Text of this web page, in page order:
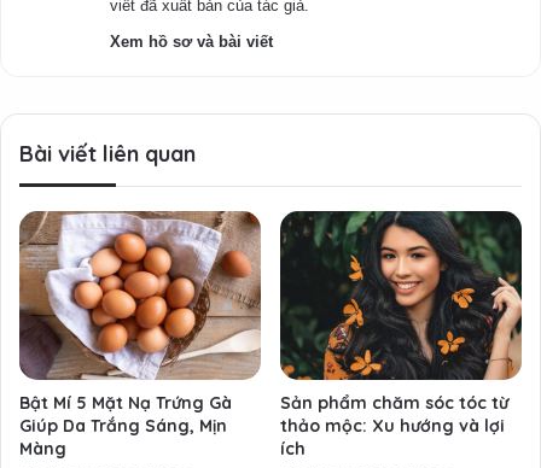
viết đã xuất bản của tác giả.
Xem hồ sơ và bài viết
Bài viết liên quan
Bật Mí 5 Mặt Nạ Trứng Gà
Giúp Da Trắng Sáng, Mịn
Màng
Sản phẩm chăm sóc tóc từ
thảo mộc: Xu hướng và lợi
ích